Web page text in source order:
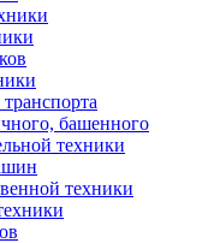
башенного
техники
техники